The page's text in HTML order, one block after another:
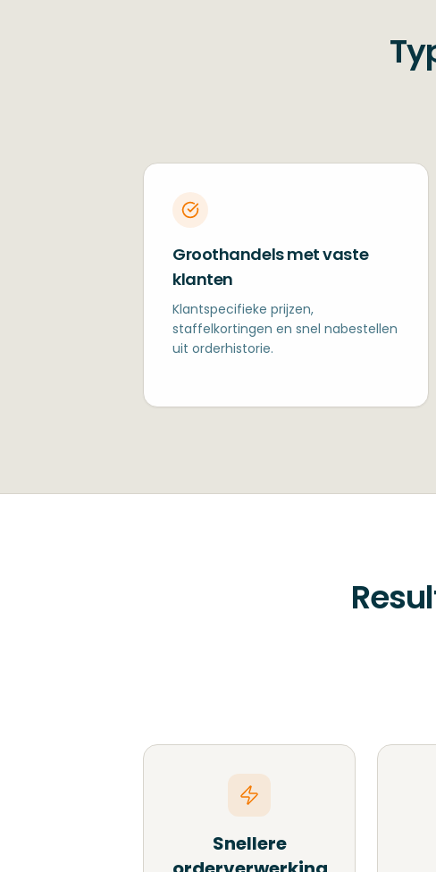
Groothandels met vaste
klanten
Klantspecifieke prijzen,
staffelkortingen en snel nabestellen
uit orderhistorie.
Snellere